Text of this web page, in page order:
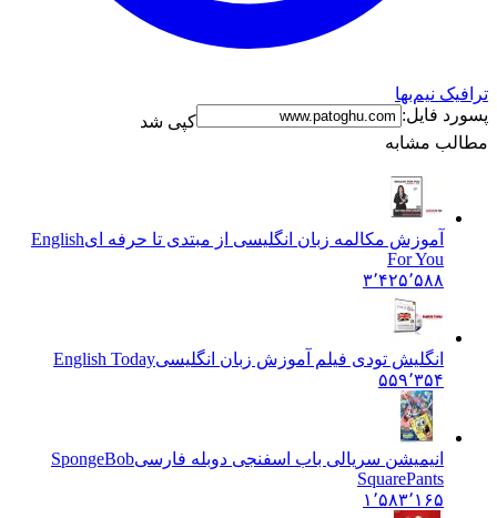
ترافیک نیم‌بها
پسورد فایل:
کپی شد
مطالب مشابه
آموزش مکالمه زبان انگلیسی از مبتدی تا حرفه ایEnglish
For You
۳٬۴۲۵٬۵۸۸
انگلیش تودی فیلم آموزش زبان انگليسیEnglish Today
۵۵۹٬۳۵۴
انیمیشن سریالی باب اسفنجی دوبله فارسیSpongeBob
SquarePants
۱٬۵۸۳٬۱۶۵